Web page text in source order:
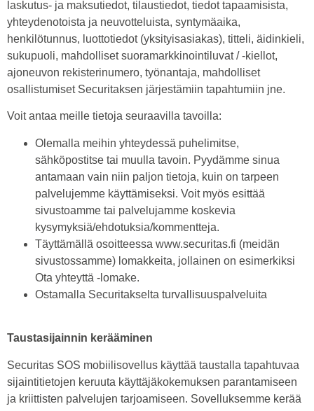
laskutus- ja maksutiedot, tilaustiedot, tiedot tapaamisista,
yhteydenotoista ja neuvotteluista, syntymäaika,
henkilötunnus, luottotiedot (yksityisasiakas), titteli, äidinkieli,
sukupuoli, mahdolliset suoramarkkinointiluvat / -kiellot,
ajoneuvon rekisterinumero, työnantaja, mahdolliset
osallistumiset Securitaksen järjestämiin tapahtumiin jne.
Voit antaa meille tietoja seuraavilla tavoilla:
Olemalla meihin yhteydessä puhelimitse,
sähköpostitse tai muulla tavoin. Pyydämme sinua
antamaan vain niin paljon tietoja, kuin on tarpeen
palvelujemme käyttämiseksi. Voit myös esittää
sivustoamme tai palvelujamme koskevia
kysymyksiä/ehdotuksia/kommentteja.
Täyttämällä osoitteessa www.securitas.fi (meidän
sivustossamme) lomakkeita, jollainen on esimerkiksi
Ota yhteyttä -lomake.
Ostamalla Securitakselta turvallisuuspalveluita
Taustasijainnin kerääminen
Securitas SOS mobiilisovellus käyttää taustalla tapahtuvaa
sijaintitietojen keruuta käyttäjäkokemuksen parantamiseen
ja kriittisten palvelujen tarjoamiseen. Sovelluksemme kerää